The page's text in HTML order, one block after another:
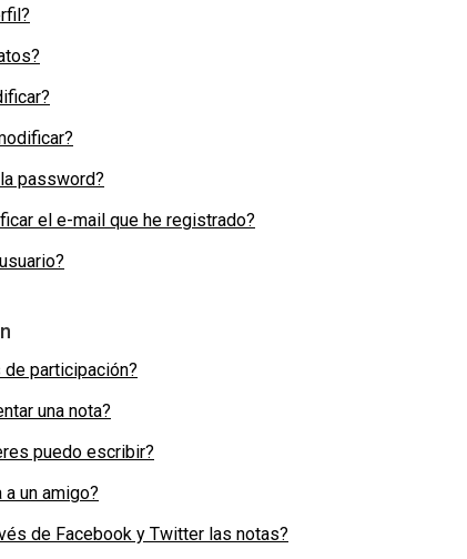
password?
el e-mail que he registrado?
participación?
una nota?
puedo escribir?
un amigo?
de Facebook y Twitter las notas?